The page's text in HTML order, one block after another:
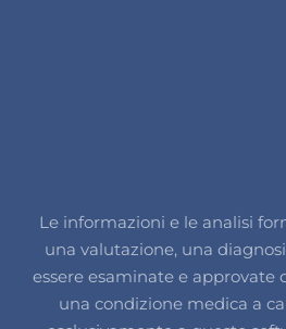
Le informazioni e le analisi
una valutazione, una
essere esaminate e approvate
una condizione medica a